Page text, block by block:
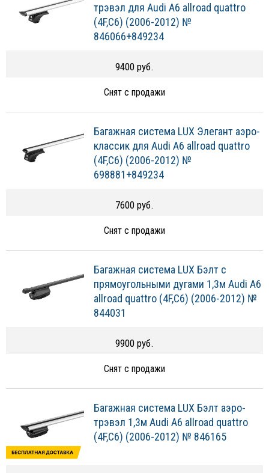
трэвэл для Audi A6 allroad quattro
(4F,C6) (2006-2012) №
846066+849234
9400 руб.
Снят с продажи
Багажная система LUX Элегант аэро-
классик для Audi A6 allroad quattro
(4F,C6) (2006-2012) №
698881+849234
7600 руб.
Снят с продажи
Багажная система LUX Бэлт с
прямоугольными дугами 1,3м Audi A6
allroad quattro (4F,C6) (2006-2012) №
844031
9900 руб.
Снят с продажи
Багажная система LUX Бэлт аэро-
трэвэл 1,3м Audi A6 allroad quattro
(4F,C6) (2006-2012) № 846165